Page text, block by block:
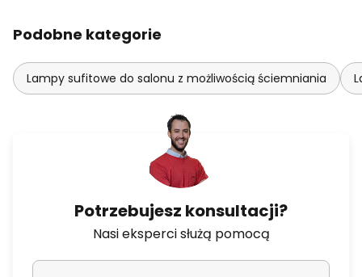
Podobne kategorie
Lampy sufitowe do salonu z możliwością ściemniania
Potrzebujesz konsultacji?
Nasi eksperci służą pomocą